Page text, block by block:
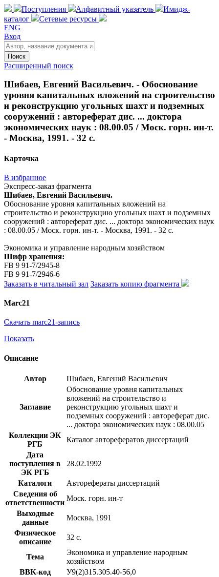
Поступления Алфавитный указатель
Имидж-
каталог
Сетевые ресурсы
ENG
Вход
Поиск
Расширенный поиск
Шибаев, Евгений Васильевич. - Обоснование
уровня капитальных вложений на строительство
и реконструкцию угольных шахт и подземных
сооружений : автореферат дис. ... доктора
экономических наук : 08.00.05 / Моск. горн. ин-т.
- Москва, 1991. - 32 с.
Карточка
В избранное
Экспресс-заказ фрагмента
Шибаев, Евгений Васильевич.
Обоснование уровня капитальных вложений на
строительство и реконструкцию угольных шахт и подземных
сооружений : автореферат дис. ... доктора экономических наук
: 08.00.05 / Моск. горн. ин-т. - Москва, 1991. - 32 с.
Экономика и управление народным хозяйством
Шифр хранения:
FB 9 91-7/2945-8
FB 9 91-7/2946-6
Заказать в читальный зал Заказать копию фрагмента
Marc21
Скачать marc21-запись
Показать
Описание
Автор Шибаев, Евгений Васильевич
Заглавие
Обоснование уровня капитальных
вложений на строительство и
реконструкцию угольных шахт и
подземных сооружений : автореферат дис.
... доктора экономических наук : 08.00.05
Коллекции ЭК
РГБ
Каталог авторефератов диссертаций
Дата
поступления в
ЭК РГБ
28.02.1992
Каталоги
Авторефераты диссертаций
Сведения об
ответственности
Моск. горн. ин-т
Выходные
данные
Москва, 1991
Физическое
описание
32 с.
Тема
Экономика и управление народным
хозяйством
BBK-код
У9(2)315.305.40-56,0